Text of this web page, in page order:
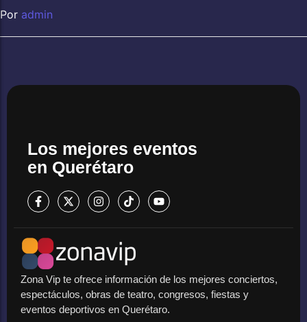
Por admin
Los mejores eventos
en Querétaro
Zona Vip te ofrece información de los mejores conciertos,
espectáculos, obras de teatro, congresos, fiestas y
eventos deportivos en Querétaro.